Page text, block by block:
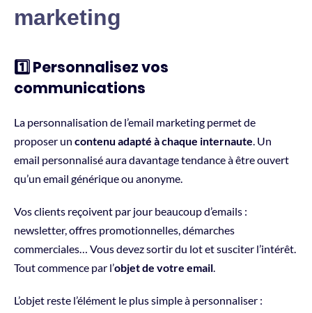
marketing
1️⃣ Personnalisez vos
communications
La personnalisation de l’email marketing permet de
proposer un contenu adapté à chaque internaute . Un
email personnalisé aura davantage tendance à être ouvert
qu’un email générique ou anonyme.
Vos clients reçoivent par jour beaucoup d’emails :
newsletter, offres promotionnelles, démarches
commerciales… Vous devez sortir du lot et susciter l’intérêt.
Tout commence par l’objet de votre email
L’objet reste l’élément le plus simple à personnaliser :